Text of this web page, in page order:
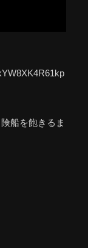
船を飽きるま